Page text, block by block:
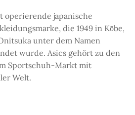
japanische
die 1949 in Kōbe,
unter dem Namen
wurde. Asics gehört zu den
Sportschuh-Markt mit
Welt.